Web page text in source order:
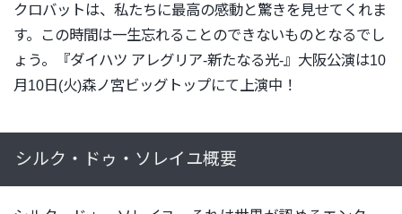
クロバットは、 私たちに最高の感動と驚きを見せてくれま
す。
この時間は一生忘れることのできないものとなるでし
ょう。『ダイハツ アレグリア-新たなる光-』大阪公演は10
月10日(火)森ノ宮ビッグトップにて上演中！
シルク・ドゥ・ソレイユ概要